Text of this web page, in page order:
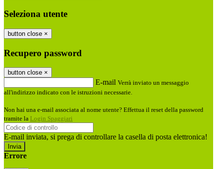
Seleziona utente
button close ×
Recupero password
button close ×
E-mail Verrà inviato un messaggio
all'indirizzo indicato con le istruzioni necessarie.
Non hai una e-mail associata al nome utente? Effettua il reset della password
tramite la Login Spaggiari
E-mail inviata, si prega di controllare la casella di posta elettronica!
Errore